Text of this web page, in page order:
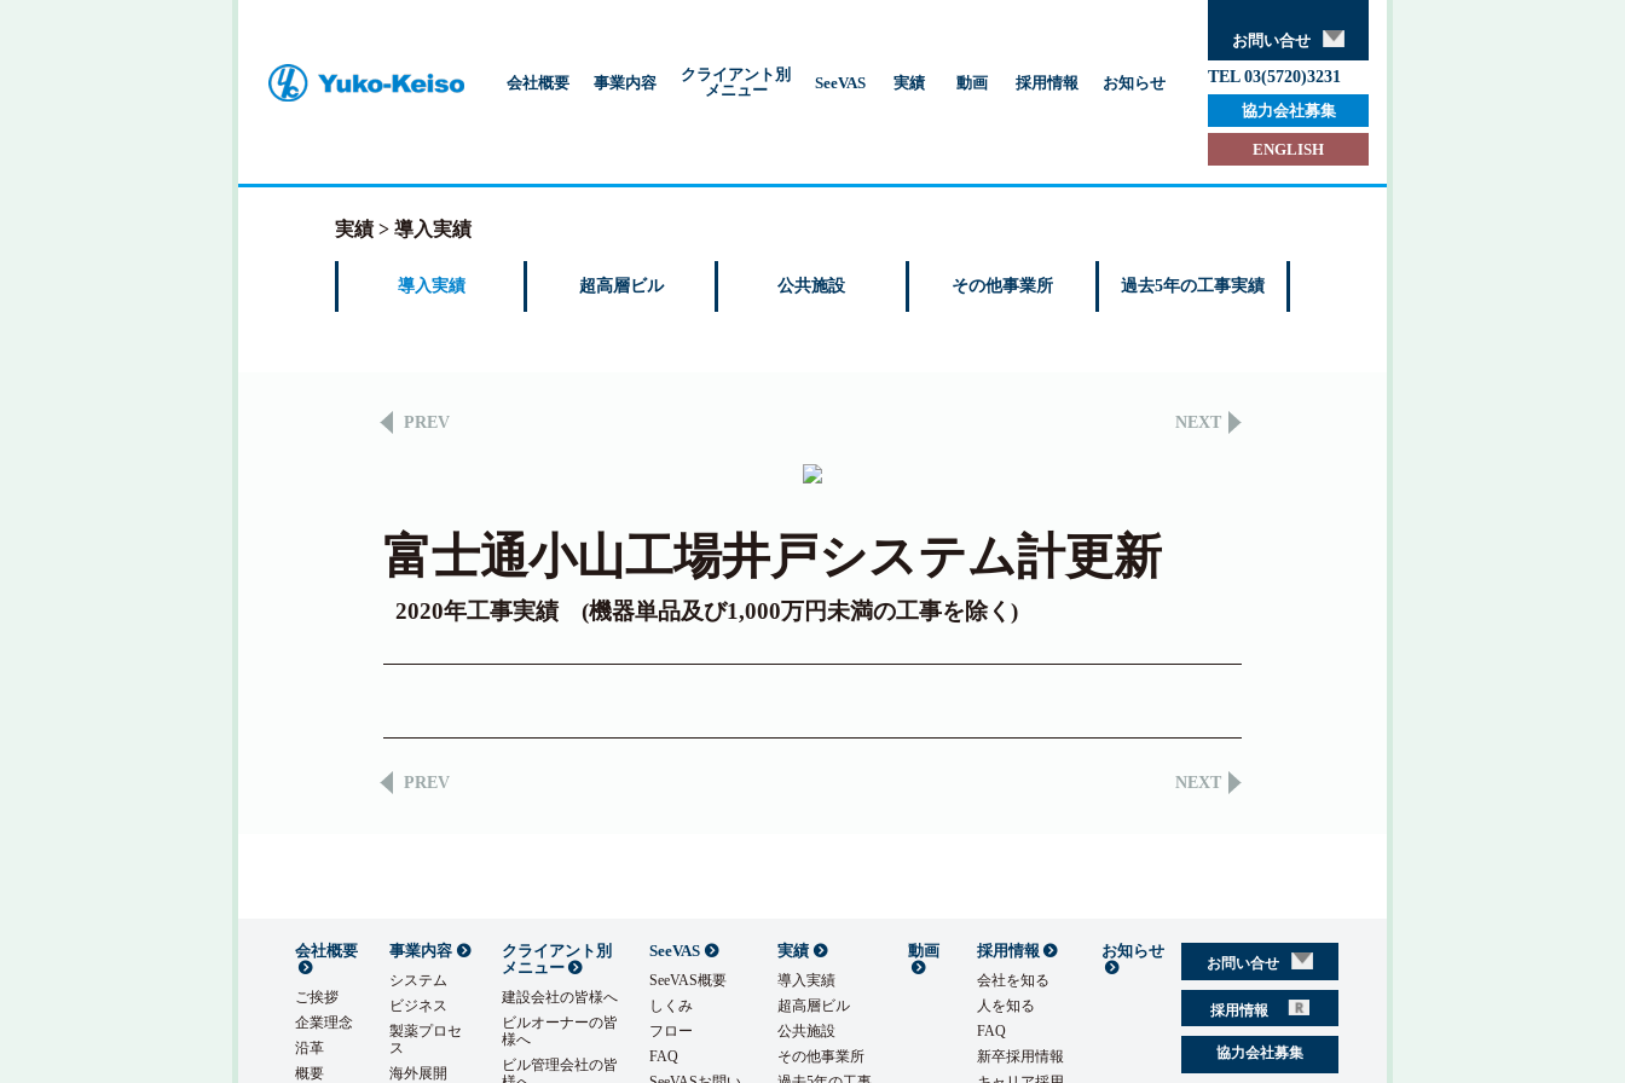
会社概要 事業内容
クライアント別
メニュー
SeeVAS 実績 動画 採用情報 お知らせ
お問い合せ
TEL 03(5720)3231
協力会社募集
ENGLISH
実績 導入実績
導入実績 超高層ビル 公共施設 その他事業所 過去5年の工事実績
PREV NEXT
富士通小山工場井戸システム計更新
2020年工事実績 (機器単品及び1,000万円未満の工事を除く)
PREV NEXT
会社概要
ご挨拶
企業理念
沿革
概要
事業内容
システム
ビジネス
製薬プロセ
ス
海外展開
クライアント別
メニュー
建設会社の皆様へ
ビルオーナーの皆
様へ
ビル管理会社の皆
SeeVAS
SeeVAS概要
しくみ
フロー
FAQ
実績
導入実績
超高層ビル
公共施設
その他事業所
動画 採用情報
会社を知る
人を知る
FAQ
新卒採用情報
お知らせ
お問い合せ
採用情報
協力会社募集